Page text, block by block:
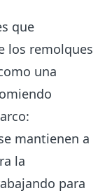
que
los remolques
una
mantienen a
la
para